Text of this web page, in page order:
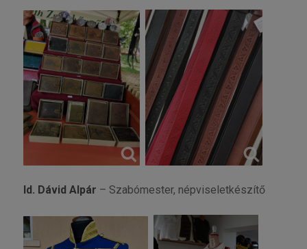
Id. Dávid Alpár – Szabómester, népviseletkészítő